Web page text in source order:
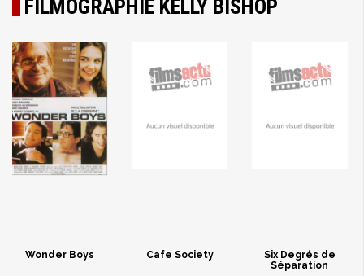
FILMOGRAPHIE KELLY BISHOP
Wonder Boys Cafe Society
Six Degrés de
Séparation